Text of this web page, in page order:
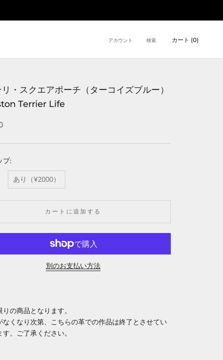
アカウント 検索 カート (0)
・スクエアポーチ（ターコイズブルー）
Terrier Life
プ:
あり（¥2000）
カートに追加する
別のお支払い方法
の商品となります。
くなり次第、こちらの革での作品は終了とさせてい
す。ご了承ください。